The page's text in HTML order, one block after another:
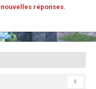
réponses.
0